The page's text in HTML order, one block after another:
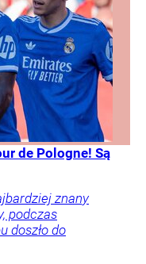
de Pologne! Są
znany
podczas
doszło do